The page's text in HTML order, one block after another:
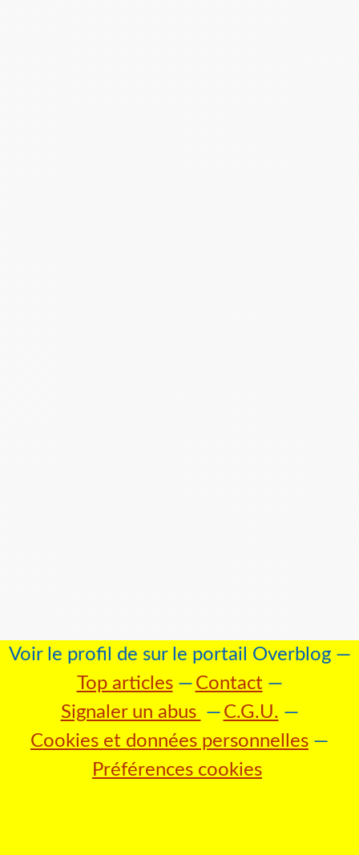
Voir le profil de sur le portail Overblog
Top articles
Contact
Signaler un abus
C.G.U.
Cookies et données personnelles
Préférences cookies